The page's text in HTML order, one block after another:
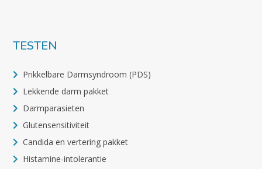
TESTEN
Prikkelbare Darmsyndroom (PDS)
Lekkende darm pakket
Darmparasieten
Glutensensitiviteit
Candida en vertering pakket
Histamine-intolerantie